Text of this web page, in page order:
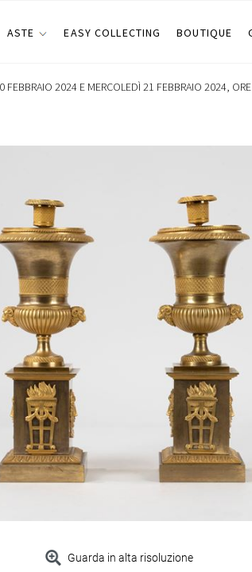
ASTE EASY COLLECTING BOUTIQUE
FEBBRAIO 2024 E MERCOLEDÌ 21 FEBBRAIO 2024,
Guarda in alta risoluzione